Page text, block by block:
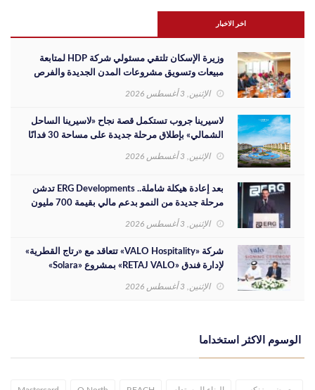
اخر الاخبار
وزيرة الإسكان تلتقي مسئولي شركة HDP لمتابعة
مبيعات وتسويق مشروعات المدن الجديدة والفرص
الإثنين, 3 أغسطس 2026
لاسيرينا جروب تستكمل قصة نجاح «لاسيرينا الساحل
الشمالي» بإطلاق مرحلة جديدة على مساحة 30 فدانًا
الإثنين, 3 أغسطس 2026
بعد إعادة هيكلة شاملة.. ERG Developments تدشن
مرحلة جديدة من النمو بدعم مالي بقيمة 700 مليون
الإثنين, 3 أغسطس 2026
شركة «VALO Hospitality» تتعاقد مع «رتاج القطرية»
لإدارة فندق «RETAJ VALO» بمشروع «Solara»
الإثنين, 3 أغسطس 2026
الوسوم الاكثر استخداما